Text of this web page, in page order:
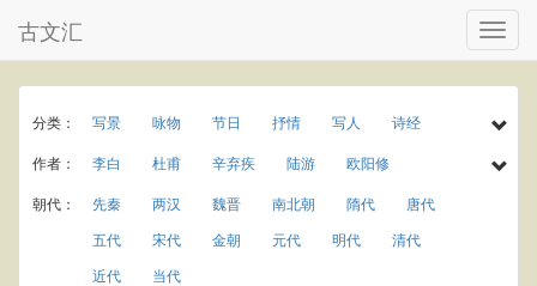
古文汇
分类： 写景 咏物 节日 抒情 写人
诗经
民谣
乐府 楚辞 小学古诗
初中古诗
高中古诗
小学文言文 初中文言文
高中文言文
唐诗三百首
古诗三百首 宋词三百首
宋词精选
古诗十九首
作者： 李白 杜甫 辛弃疾 陆游
欧阳修
孟浩然
于谦 李商隐 王守仁
罗隐
温庭筠
岑参 曾巩 秦观 龚自珍
元稹
庾信
贾岛
朝代： 先秦 两汉 魏晋 南北朝 隋代
唐代
五代
宋代 金朝 元代 明代
清代
近代
当代